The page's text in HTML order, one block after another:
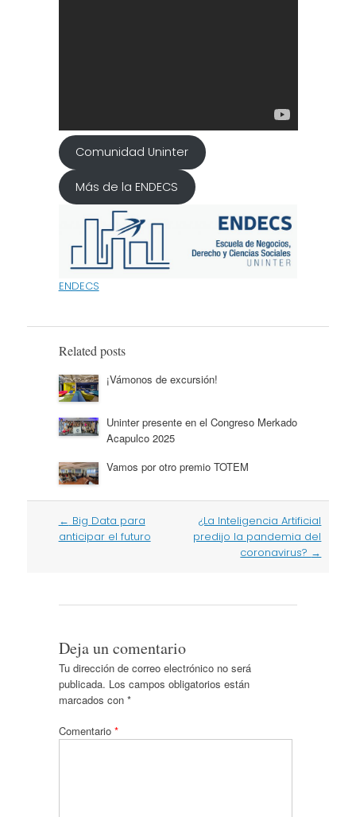
Comunidad Uninter
Más de la ENDECS
ENDECS
Related posts
¡Vámonos de excursión!
Uninter presente en el Congreso Merkado
Acapulco 2025
Vamos por otro premio TOTEM
Post
navigation
← Big Data para
anticipar el futuro
¿La Inteligencia Artificial
predijo la pandemia del
coronavirus? →
Deja un comentario
Tu dirección de correo electrónico no será
publicada. Los campos obligatorios están
marcados con *
Comentario *